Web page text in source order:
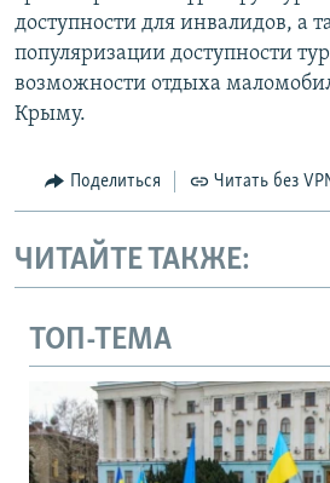
доступности для инвалидов, а
популяризации доступности
возможности отдыха
Крыму.
Поделиться Читать без
ЧИТАЙТЕ ТАКЖЕ:
ТОП-ТЕМА